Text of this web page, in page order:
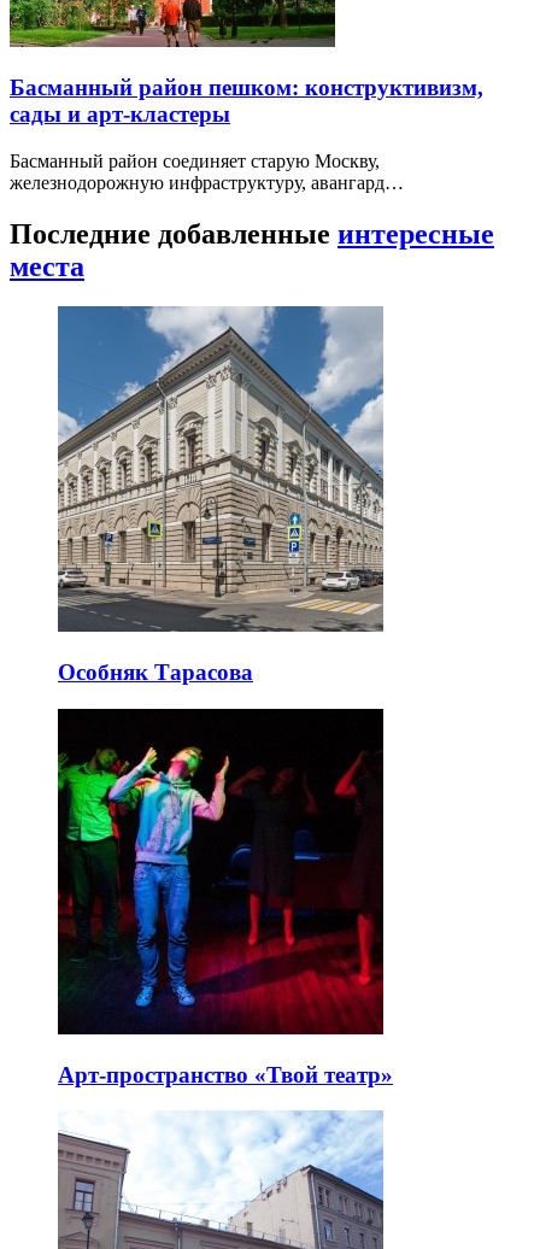
Басманный район пешком: конструктивизм,
сады и арт-кластеры
Басманный район соединяет старую Москву,
железнодорожную инфраструктуру, авангард…
Последние добавленные интересные
места
Особняк Тарасова
Арт-пространство «Твой театр»